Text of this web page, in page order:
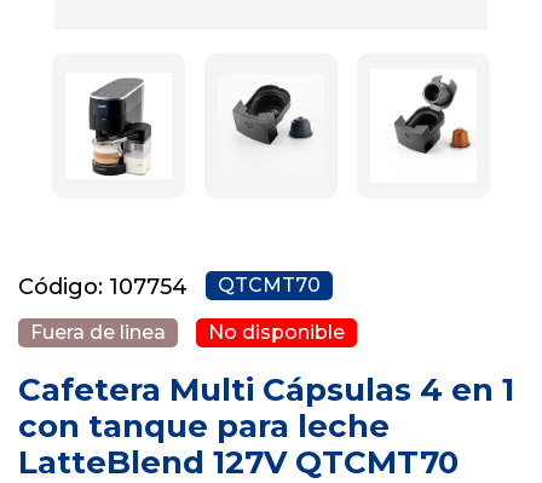
Código: 107754 QTCMT70
Fuera de linea No disponible
Cafetera Multi Cápsulas 4 en 1
con tanque para leche
LatteBlend 127V QTCMT70